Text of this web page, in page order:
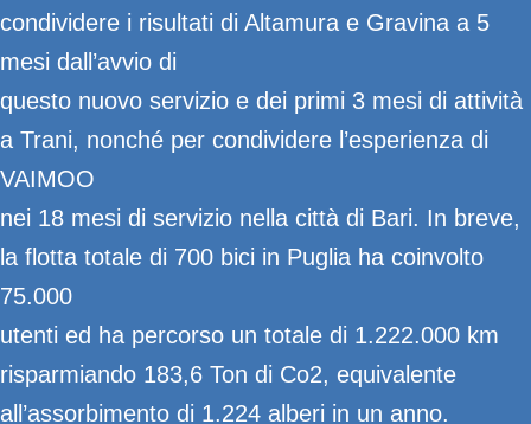
condividere i risultati di Altamura e Gravina a 5
mesi dall’avvio di
questo nuovo servizio e dei primi 3 mesi di attività
a Trani, nonché per condividere l’esperienza di
VAIMOO
nei 18 mesi di servizio nella città di Bari. In breve,
la flotta totale di 700 bici in Puglia ha coinvolto
75.000
utenti ed ha percorso un totale di 1.222.000 km
risparmiando 183,6 Ton di Co2, equivalente
all’assorbimento di 1.224 alberi in un anno.